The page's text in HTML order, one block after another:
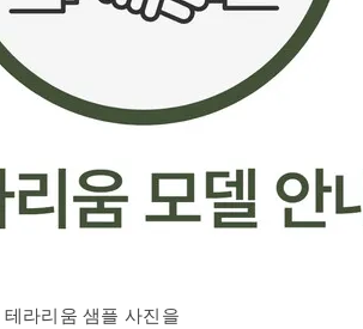
테라리움 샘플 사진을